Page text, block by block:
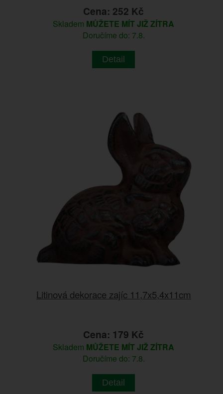
Cena: 252 Kč
Skladem MŮŽETE MÍT JIŽ ZÍTRA
Doručíme do: 7.8.
Detail
Litinová dekorace zajíc 11,7x5,4x11cm
Cena: 179 Kč
Skladem MŮŽETE MÍT JIŽ ZÍTRA
Doručíme do: 7.8.
Detail